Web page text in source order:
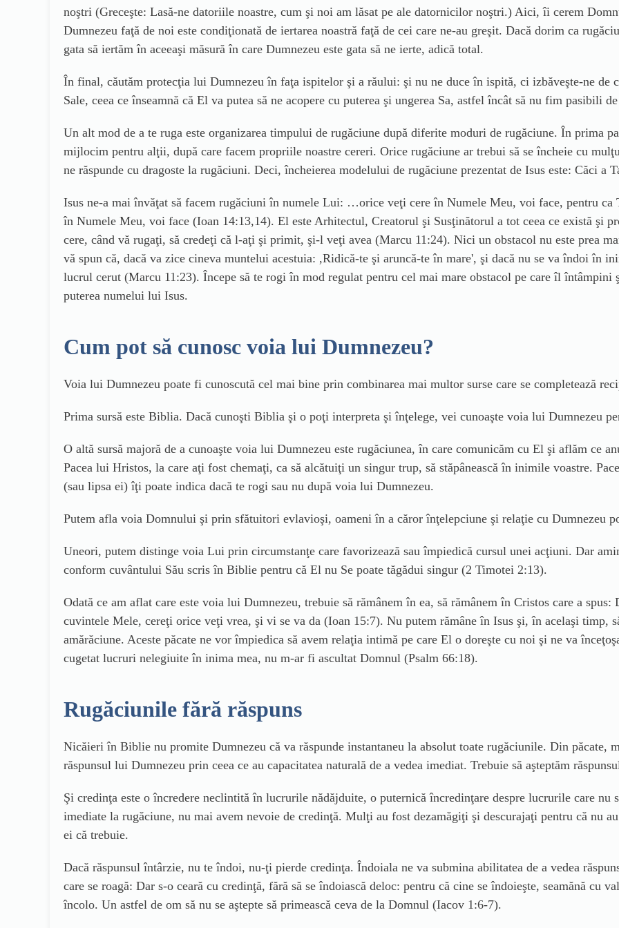
noştri (Greceşte: Lasă-ne datoriile noastre, cum şi noi am lăsat pe ale datornicilor noştri.) Aici, îi cerem
Dumnezeu faţă de noi este condiţionată de iertarea noastră faţă de cei care ne-au greşit. Dacă dorim ca
gata să iertăm în aceeaşi măsură în care Dumnezeu este gata să ne ierte, adică total.
În final, căutăm protecţia lui Dumnezeu în faţa ispitelor şi a răului: şi nu ne duce în ispită, ci izbăveşte-ne de
Sale, ceea ce înseamnă că El va putea să ne acopere cu puterea şi ungerea Sa, astfel încât să nu fim pasibili
Un alt mod de a te ruga este organizarea timpului de rugăciune după diferite moduri de rugăciune. În prima
mijlocim pentru alţii, după care facem propriile noastre cereri. Orice rugăciune ar trebui să se încheie cu
ne răspunde cu dragoste la rugăciuni. Deci, încheierea modelului de rugăciune prezentat de Isus este: Căci a
Isus ne-a mai învăţat să facem rugăciuni în numele Lui: …orice veţi cere în Numele Meu, voi face, pentru
în Numele Meu, voi face (Ioan 14:13,14). El este Arhitectul, Creatorul şi Susţinătorul a tot ceea ce există şi
cere, când vă rugaţi, să credeţi că l-aţi şi primit, şi-l veţi avea (Marcu 11:24). Nici un obstacol nu este prea
vă spun că, dacă va zice cineva muntelui acestuia: ,Ridică-te şi aruncă-te în mare', şi dacă nu se va îndoi în
lucrul cerut (Marcu 11:23). Începe să te rogi în mod regulat pentru cel mai mare obstacol pe care îl întâmpini
puterea numelui lui Isus.
Cum pot să cunosc voia lui Dumnezeu?
Voia lui Dumnezeu poate fi cunoscută cel mai bine prin combinarea mai multor surse care se completează
Prima sursă este Biblia. Dacă cunoşti Biblia şi o poţi interpreta şi înţelege, vei cunoaşte voia lui Dumnezeu
O altă sursă majoră de a cunoaşte voia lui Dumnezeu este rugăciunea, în care comunicăm cu El şi aflăm ce
Pacea lui Hristos, la care aţi fost chemaţi, ca să alcătuiţi un singur trup, să stăpânească în inimile voastre.
(sau lipsa ei) îţi poate indica dacă te rogi sau nu după voia lui Dumnezeu.
Putem afla voia Domnului şi prin sfătuitori evlavioşi, oameni în a căror înţelepciune şi relaţie cu Dumnezeu
Uneori, putem distinge voia Lui prin circumstanţe care favorizează sau împiedică cursul unei acţiuni. Dar
conform cuvântului Său scris în Biblie pentru că El nu Se poate tăgădui singur (2 Timotei 2:13).
Odată ce am aflat care este voia lui Dumnezeu, trebuie să rămânem în ea, să rămânem în Cristos care a
cuvintele Mele, cereţi orice veţi vrea, şi vi se va da (Ioan 15:7). Nu putem rămâne în Isus şi, în acelaşi timp,
amărăciune. Aceste păcate ne vor împiedica să avem relaţia intimă pe care El o doreşte cu noi şi ne va
cugetat lucruri nelegiuite în inima mea, nu m-ar fi ascultat Domnul (Psalm 66:18).
Rugăciunile fără răspuns
Nicăieri în Biblie nu promite Dumnezeu că va răspunde instantaneu la absolut toate rugăciunile. Din păcate,
răspunsul lui Dumnezeu prin ceea ce au capacitatea naturală de a vedea imediat. Trebuie să aşteptăm
Şi credinţa este o încredere neclintită în lucrurile nădăjduite, o puternică încredinţare despre lucrurile care nu
imediate la rugăciune, nu mai avem nevoie de credinţă. Mulţi au fost dezamăgiţi şi descurajaţi pentru că nu
ei că trebuie.
Dacă răspunsul întârzie, nu te îndoi, nu-ţi pierde credinţa. Îndoiala ne va submina abilitatea de a vedea
care se roagă: Dar s-o ceară cu credinţă, fără să se îndoiască deloc: pentru că cine se îndoieşte, seamănă cu
încolo. Un astfel de om să nu se aştepte să primească ceva de la Domnul (Iacov 1:6-7).